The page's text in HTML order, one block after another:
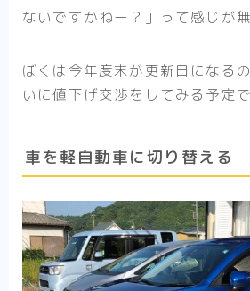
ないですかねー？」って感じが
ぼくは今年度末が更新日になる
いに値下げ交渉をしてみる予定で
車を軽自動車に切り替える